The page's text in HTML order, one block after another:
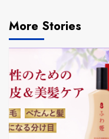
More Stories